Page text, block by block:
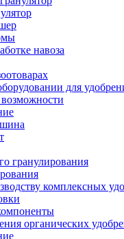
навоза
для
гранулирования
комплексных
органических